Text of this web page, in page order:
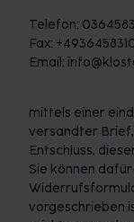
Telefon:
Fax:
Email:
mittels einer
versandter
Entschluss,
Sie können
vorgeschrieben